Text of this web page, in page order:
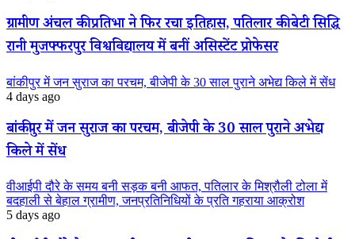
ग्रामीण अंचल की प्रतिभा ने फिर रचा इतिहास, पतिलार की बेटी सिद्धि
रानी मुजफ्फरपुर विश्वविद्यालय में बनीं असिस्टेंट प्रोफेसर
बांकीपुर में जन सुराज का परचम, बीजेपी के 30 साल पुराने अभेद्य किले में सेंध
4 days ago
बांकीपुर में जन सुराज का परचम, बीजेपी के 30 साल पुराने अभेद्य
किले में सेंध
वीआईपी दौरे के समय बनी सड़क बनी आफत, पतिलार के मिश्रौली टोला में
बदहाली से बेहाल ग्रामीण, जनप्रतिनिधियों के प्रति गहराया आक्रोश
5 days ago